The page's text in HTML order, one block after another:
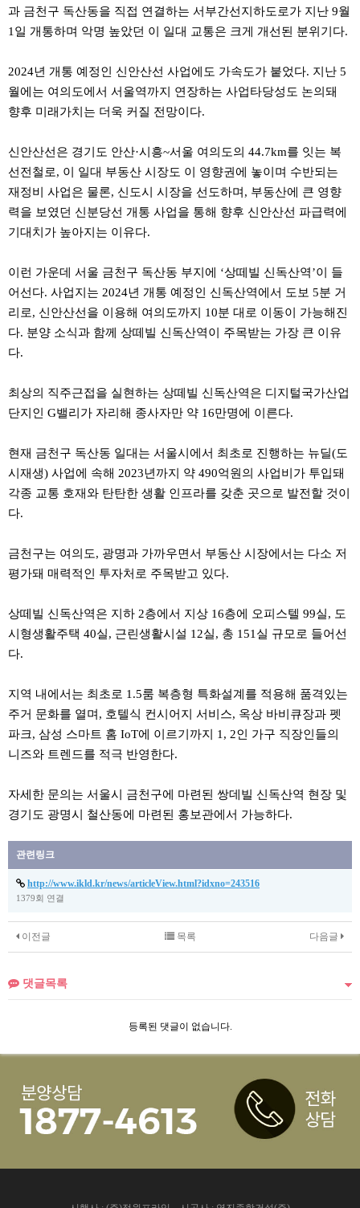
과 금천구 독산동을 직접 연결하는 서부간선지하도로가 지난 9월
1일 개통하며 악명 높았던 이 일대 교통은 크게 개선된 분위기다.
2024년 개통 예정인 신안산선 사업에도 가속도가 붙었다. 지난 5
월에는 여의도에서 서울역까지 연장하는 사업타당성도 논의돼
향후 미래가치는 더욱 커질 전망이다.
신안산선은 경기도 안산·시흥~서울 여의도의 44.7km를 잇는 복
선전철로, 이 일대 부동산 시장도 이 영향권에 놓이며 수반되는
재정비 사업은 물론, 신도시 시장을 선도하며, 부동산에 큰 영향
력을 보였던 신분당선 개통 사업을 통해 향후 신안산선 파급력에
기대치가 높아지는 이유다.
이런 가운데 서울 금천구 독산동 부지에 ‘상떼빌 신독산역’이 들
어선다. 사업지는 2024년 개통 예정인 신독산역에서 도보 5분 거
리로, 신안산선을 이용해 여의도까지 10분 대로 이동이 가능해진
다. 분양 소식과 함께 상떼빌 신독산역이 주목받는 가장 큰 이유
다.
최상의 직주근접을 실현하는 상떼빌 신독산역은 디지털국가산업
단지인 G밸리가 자리해 종사자만 약 16만명에 이른다.
현재 금천구 독산동 일대는 서울시에서 최초로 진행하는 뉴딜(도
시재생) 사업에 속해 2023년까지 약 490억원의 사업비가 투입돼
각종 교통 호재와 탄탄한 생활 인프라를 갖춘 곳으로 발전할 것이
다.
금천구는 여의도, 광명과 가까우면서 부동산 시장에서는 다소 저
평가돼 매력적인 투자처로 주목받고 있다.
상떼빌 신독산역은 지하 2층에서 지상 16층에 오피스텔 99실, 도
시형생활주택 40실, 근린생활시설 12실, 총 151실 규모로 들어선
다.
지역 내에서는 최초로 1.5룸 복층형 특화설계를 적용해 품격있는
주거 문화를 열며, 호텔식 컨시어지 서비스, 옥상 바비큐장과 펫
파크, 삼성 스마트 홈 IoT에 이르기까지 1, 2인 가구 직장인들의
니즈와 트렌드를 적극 반영한다.
자세한 문의는 서울시 금천구에 마련된 쌍데빌 신독산역 현장 및
경기도 광명시 철산동에 마련된 홍보관에서 가능하다.
관련링크
http://www.ikld.kr/news/articleView.html?idxno=243516
1379회 연결
이전글 다음글
목록
댓글목록
등록된 댓글이 없습니다.